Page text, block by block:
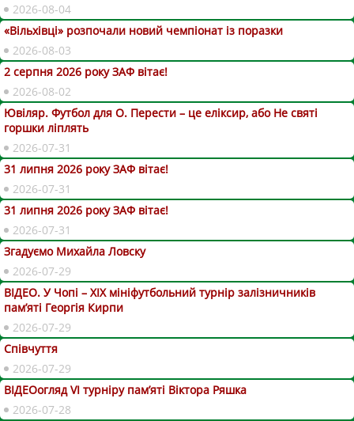
2026-08-04
«Вільхівці» розпочали новий чемпіонат із поразки
2026-08-03
2 серпня 2026 року ЗАФ вітає!
2026-08-02
Ювіляр. Футбол для О. Перести – це еліксир, або Не святі
горшки ліплять
2026-07-31
31 липня 2026 року ЗАФ вітає!
2026-07-31
31 липня 2026 року ЗАФ вітає!
2026-07-31
Згадуємо Михайла Ловску
2026-07-29
ВІДЕО. У Чопі – ХІХ мініфутбольний турнір залізничників
пам’яті Георгія Кирпи
2026-07-29
Співчуття
2026-07-29
ВІДЕОогляд VІ турніру пам’яті Віктора Ряшка
2026-07-28